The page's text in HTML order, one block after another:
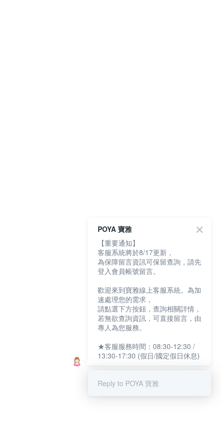
POYA 寶雅
【重要通知】
客服系統將於8/17更新，
為保障留言資訊可保留查詢，請先
登入會員帳號留言。
歡迎來到寶雅線上客服系統。為加
速處理您的需求，
請點選下方按鈕，查詢相關詳情，
若無欲查詢資訊，可直接留言，由
專人為您服務。
★客服服務時間：08:30-12:30 /
13:30-17:30 (假日/國定假日休息)
Reply to POYA 寶雅